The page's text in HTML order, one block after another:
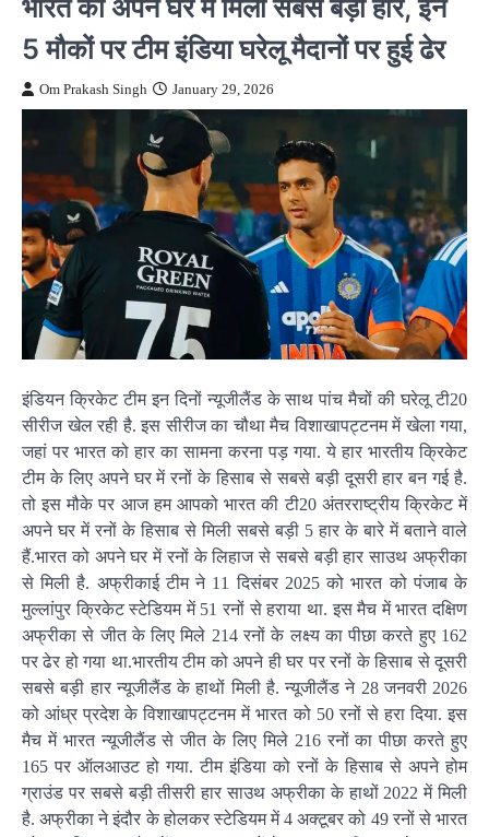
5 मौकों पर टीम इंडिया घरेलू मैदानों पर हुई ढेर
Om Prakash Singh January 29, 2026
इंडियन क्रिकेट टीम इन दिनों न्यूजीलैंड के साथ पांच मैचों की घरेलू टी20
सीरीज खेल रही है. इस सीरीज का चौथा मैच विशाखापट्टनम में खेला गया,
जहां पर भारत को हार का सामना करना पड़ गया. ये हार भारतीय क्रिकेट
टीम के लिए अपने घर में रनों के हिसाब से सबसे बड़ी दूसरी हार बन गई है.
तो इस मौके पर आज हम आपको भारत की टी20 अंतरराष्ट्रीय क्रिकेट में
अपने घर में रनों के हिसाब से मिली सबसे बड़ी 5 हार के बारे में बताने वाले
हैं.भारत को अपने घर में रनों के लिहाज से सबसे बड़ी हार साउथ अफ्रीका
से मिली है. अफ्रीकाई टीम ने 11 दिसंबर 2025 को भारत को पंजाब के
मुल्लांपुर क्रिकेट स्टेडियम में 51 रनों से हराया था. इस मैच में भारत दक्षिण
अफ्रीका से जीत के लिए मिले 214 रनों के लक्ष्य का पीछा करते हुए 162
पर ढेर हो गया था.भारतीय टीम को अपने ही घर पर रनों के हिसाब से दूसरी
सबसे बड़ी हार न्यूजीलैंड के हाथों मिली है. न्यूजीलैंड ने 28 जनवरी 2026
को आंध्र प्रदेश के विशाखापट्टनम में भारत को 50 रनों से हरा दिया. इस
मैच में भारत न्यूजीलैंड से जीत के लिए मिले 216 रनों का पीछा करते हुए
165 पर ऑलआउट हो गया. टीम इंडिया को रनों के हिसाब से अपने होम
ग्राउंड पर सबसे बड़ी तीसरी हार साउथ अफ्रीका के हाथों 2022 में मिली
है. अफ्रीका ने इंदौर के होलकर स्टेडियम में 4 अक्टूबर को 49 रनों से भारत